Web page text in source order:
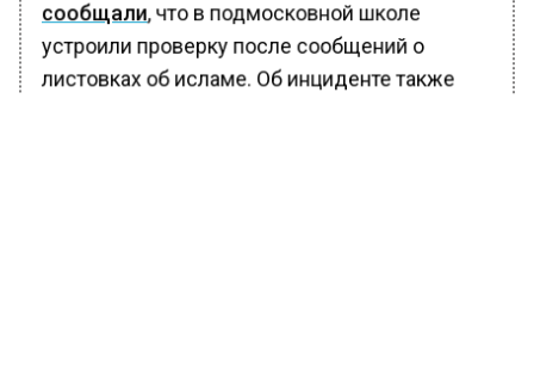
сообщали, что в подмосковной школе
устроили проверку после сообщений о
листовках об исламе. Об инциденте также